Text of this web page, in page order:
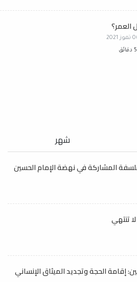
شهر
المشاركة في نهضة الإمام الحسين
تنتهي
إقامة الحجة وتجديد الميثاق الإنساني